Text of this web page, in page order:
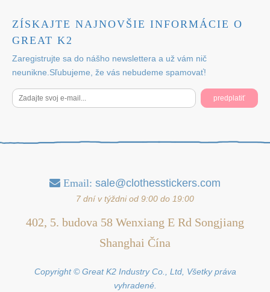
ZÍSKAJTE NAJNOVŠIE INFORMÁCIE O
GREAT K2
Zaregistrujte sa do nášho newslettera a už vám nič
neunikne.Sľubujeme, že vás nebudeme spamovať!
predplatiť
 Email: sale@clothesstickers.com
7 dní v týždni od 9:00 do 19:00
402, 5. budova 58 Wenxiang E Rd Songjiang
Shanghai Čína
Copyright © Great K2 Industry Co., Ltd, Všetky práva
vyhradené.